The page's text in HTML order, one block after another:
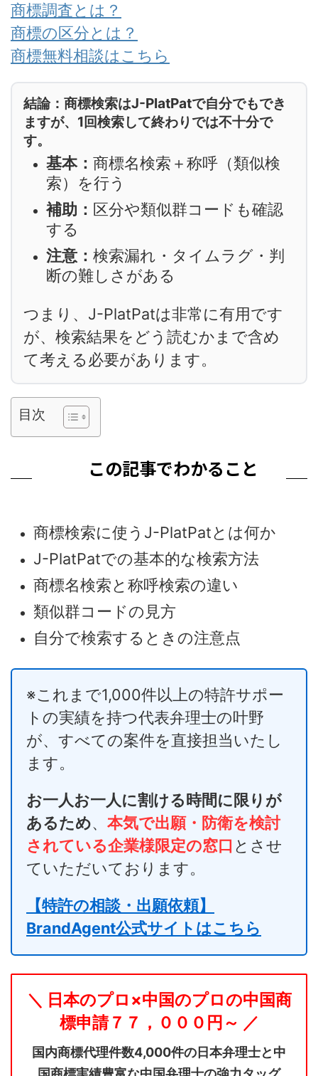
商標調査とは？
商標の区分とは？
商標無料相談はこちら
結論：商標検索はJ-PlatPatで自分でもでき
ますが、1回検索して終わりでは不十分で
す。
基本： 商標名検索＋称呼（類似検
索）を行う
補助： 区分や類似群コードも確認
する
注意： 検索漏れ・タイムラグ・判
断の難しさがある
つまり、J-PlatPatは非常に有用です
が、検索結果をどう読むかまで含め
て考える必要があります。
目次
この記事でわかること
商標検索に使うJ-PlatPatとは何か
J-PlatPatでの基本的な検索方法
商標名検索と称呼検索の違い
類似群コードの見方
自分で検索するときの注意点
※これまで1,000件以上の特許サポー
トの実績を持つ代表弁理士の叶野
が、すべての案件を直接担当いたし
ます。
お一人お一人に割ける時間に限りが
あるため、 本気で出願・防衛を検討
されている企業様限定の窓口 とさせ
ていただいております。
【特許の相談・出願依頼】
BrandAgent公式サイトはこちら
＼ 日本のプロ×中国のプロの中国商
標申請７７，０００円～ ／
国内商標代理件数4,000件の日本弁理士と中